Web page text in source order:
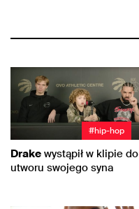
#hip-hop
Drake wystąpił w klipie do
utworu swojego syna